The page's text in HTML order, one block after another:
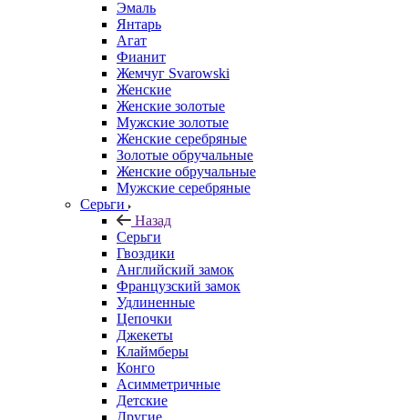
Эмаль
Янтарь
Агат
Фианит
Жемчуг Svarowski
Женские
Женские золотые
Мужские золотые
Женские серебряные
Золотые обручальные
Женские обручальные
Мужские серебряные
Серьги
Назад
Серьги
Гвоздики
Английский замок
Французский замок
Удлиненные
Цепочки
Джекеты
Клаймберы
Конго
Асимметричные
Детские
Другие